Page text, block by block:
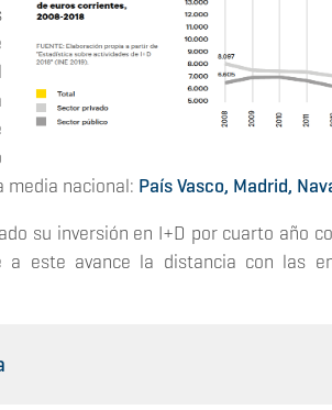
media nacional: País Vasco, Madrid,
su inversión en I+D por cuarto año
este avance la distancia con las